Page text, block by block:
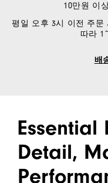
10만원 이
평일 오후 3시 이전 주문
따라
배
Essential
Detail,